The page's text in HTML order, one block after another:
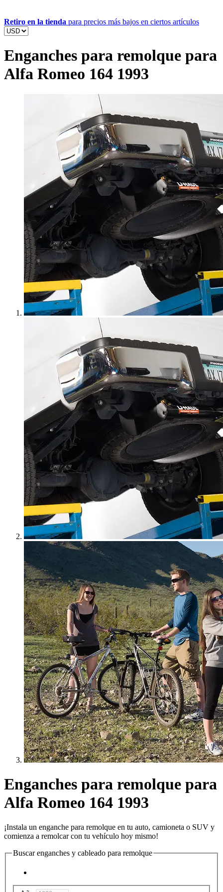
Retiro en la tienda para precios más bajos en ciertos artículos
Enganches para remolque para
Alfa Romeo 164 1993
Enganches para remolque para
Alfa Romeo 164 1993
¡Instala un enganche para remolque en tu auto, camioneta o SUV y
comienza a remolcar con tu vehículo hoy mismo!
Buscar enganches y cableado para remolque